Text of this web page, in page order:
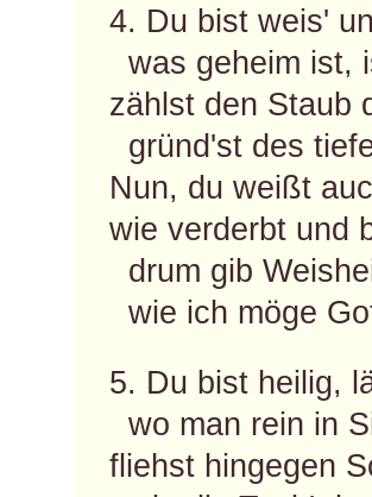
4. Du bist weis'
was geheim ist,
zählst den Staub
gründ'st des
Nun, du weißt
wie verderbt und
drum gib
wie ich möge
5. Du bist heilig,
wo man rein in
fliehst hingegen